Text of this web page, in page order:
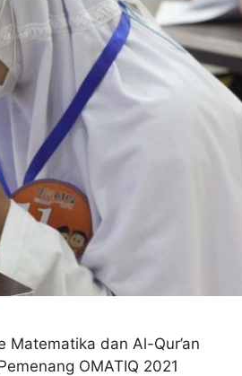
dan Al-Qur’an
OMATIQ 2021